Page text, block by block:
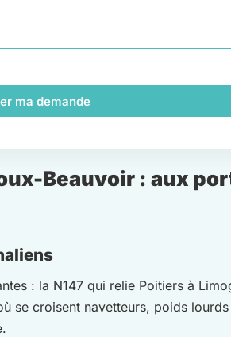
ma demande
Beauvoir : aux
: la N147 qui relie Poitiers à
se croisent navetteurs, poids